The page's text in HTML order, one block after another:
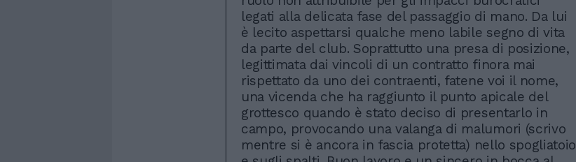
legati alla delicata fase del passaggio di mano. Da lui
è lecito aspettarsi qualche meno labile segno di vita
da parte del club. Soprattutto una presa di posizione,
legittimata dai vincoli di un contratto finora mai
rispettato da uno dei contraenti, fatene voi il nome,
una vicenda che ha raggiunto il punto apicale del
grottesco quando è stato deciso di presentarlo in
campo, provocando una valanga di malumori (scrivo
mentre si è ancora in fascia protetta) nello spogliatoio